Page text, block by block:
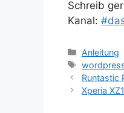
Schreib
Kanal:
Kategorien
Anleitung
Runtastic
Xperia